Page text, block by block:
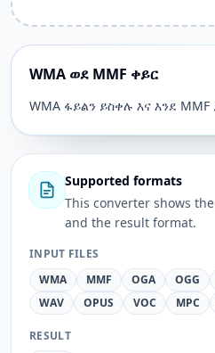
WMA ወደ MMF ቀይር
WMA ፋይልን ይስቀሉ እና እንደ
Supported formats
This converter shows
and the result format.
INPUT FILES
WMA
MMF OGA OGG
WAV
OPUS VOC MPC
RESULT